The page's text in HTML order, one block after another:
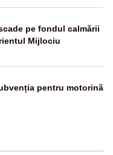
pe fondul calmării
Mijlociu
pentru motorină